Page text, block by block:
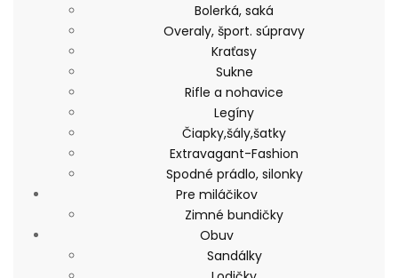
Bolerká, saká
Overaly, šport. súpravy
Kraťasy
Sukne
Rifle a nohavice
Legíny
Čiapky,šály,šatky
Extravagant-Fashion
Spodné prádlo, silonky
Pre miláčikov
Zimné bundičky
Obuv
Sandálky